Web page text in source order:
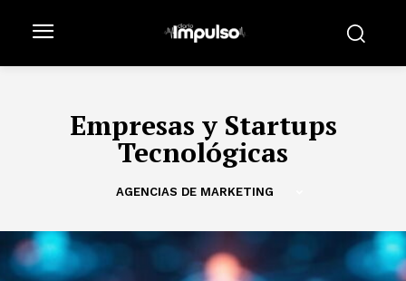
Empresas y Startups
Tecnológicas
AGENCIAS DE MARKETING